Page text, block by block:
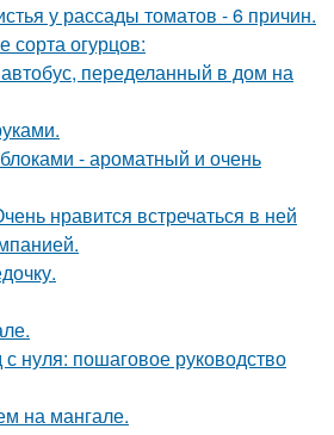
у рассады томатов - 6 причин.
сорта огурцов:
переделанный в дом на
- ароматный и очень
нравится встречаться в ней
нуля: пошаговое руководство
на мангале.